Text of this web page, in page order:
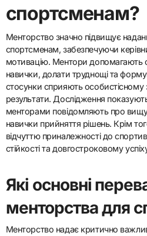
спортсменам?
Менторство значно підвищує
спортсменам, забезпечуючи
мотивацію. Ментори допомагають
навички, долати труднощі та
стосунки сприяють
результати. Дослідження
менторами повідомляють про
навички прийняття рішень. Крім
відчуттю приналежності до
стійкості та довгостроковому
Які основні
менторства для
Менторство надає критично